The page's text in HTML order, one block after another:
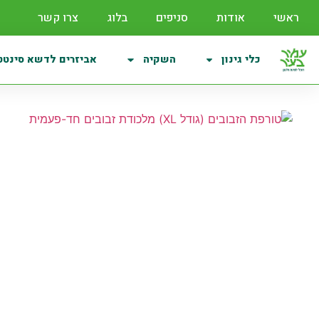
ראשי אודות סניפים בלוג צרו קשר
כלי גינון השקיה אביזרים לדשא